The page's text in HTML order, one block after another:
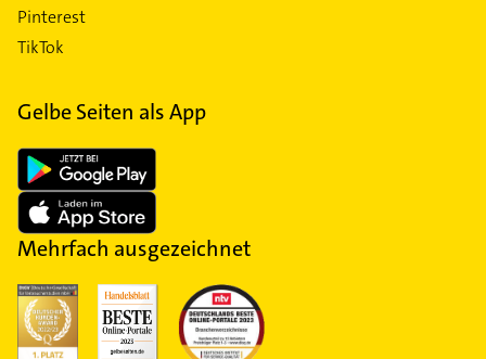
Pinterest
TikTok
Gelbe Seiten als App
Mehrfach ausgezeichnet